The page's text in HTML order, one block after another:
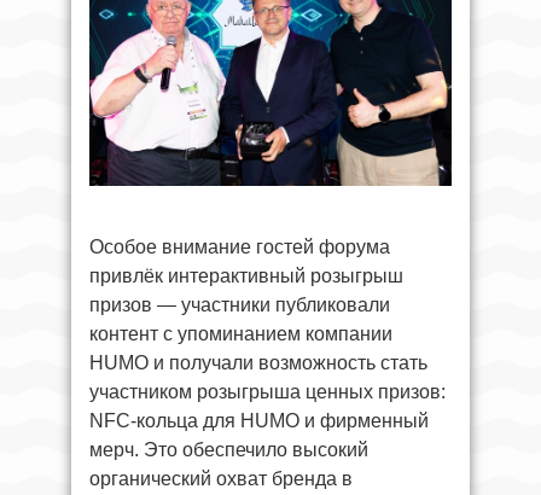
Особое внимание гостей форума
привлёк интерактивный розыгрыш
призов — участники публиковали
контент с упоминанием компании
HUMO и получали возможность стать
участником розыгрыша ценных призов:
NFC-кольца для HUMO и фирменный
мерч. Это обеспечило высокий
органический охват бренда в